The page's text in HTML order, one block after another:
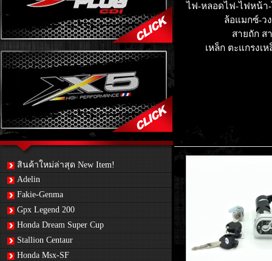
สินค้าใหม่ล่าสุด New Item!
Adelin
Fakie-Genma
Gpx Legend 200
Honda Dream Super Cup
Stallion Centaur
Honda Msx-SF
ไฟ-หลอดไฟ-ไฟหน้า-
ล้อแมกซ์-ว
สายถัก ส
เหล็ก ตะแกรงเห